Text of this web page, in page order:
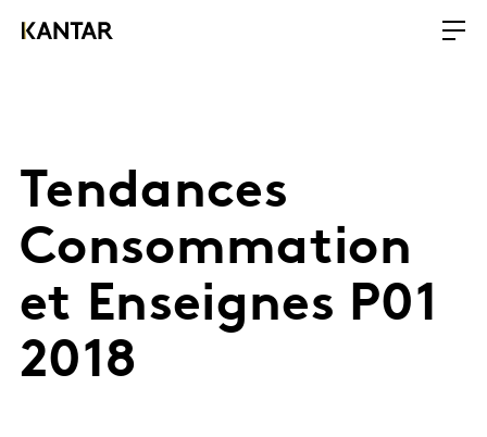
Tendances
Consommation
et Enseignes P01
2018